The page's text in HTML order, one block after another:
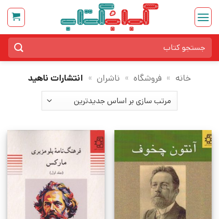
Skip
content
برای:
خانه » فروشگاه » ناشران » انتشارات ناهید